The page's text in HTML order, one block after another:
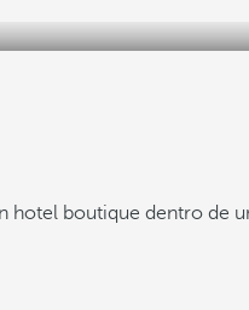
hotel boutique dentro de